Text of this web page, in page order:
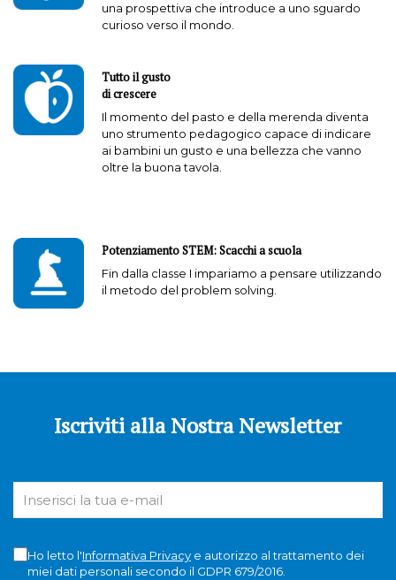
una prospettiva che introduce a uno sguardo
curioso verso il mondo.
Tutto il gusto
di crescere
Il momento del pasto e della merenda diventa
uno strumento pedagogico capace di indicare
ai bambini un gusto e una bellezza che vanno
oltre la buona tavola.
Potenziamento STEM: Scacchi a scuola
Fin dalla classe I impariamo a pensare utilizzando
il metodo del problem solving.
Iscriviti alla Nostra Newsletter
Ho letto l'Informativa Privacye autorizzo al trattamento dei
miei dati personali secondo il GDPR 679/2016.